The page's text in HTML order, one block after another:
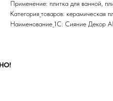
Применение: плитка для ванной,
Категория_товаров: керамическая
Наименование_1С: Сияние Декор